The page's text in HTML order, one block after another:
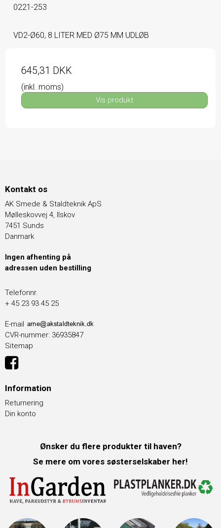
0221-253
VD2-Ø60, 8 LITER MED Ø75 MM UDLØB
645,31 DKK
(inkl. moms)
Vis produkt
Kontakt os
AK Smede & Staldteknik ApS
Mølleskovvej 4, Ilskov
7451 Sunds
Danmark
Ingen afhenting på
adressen uden bestilling
Telefonnr.
+ 45 23 93 45 25
E-mail
CVR-nummer: 36935847
Sitemap
Information
Returnering
Din konto
Ønsker du flere produkter til haven?
Se mere om vores søsterselskaber her!